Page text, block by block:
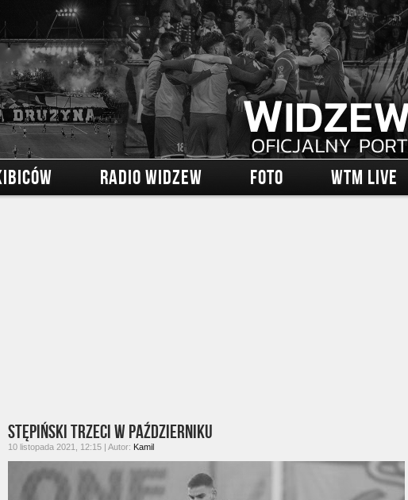
RADIO WIDZEW FOTO WTM LIVE
Stępiński trzeci w październiku
10 listopada 2021, 12:15 | Autor: Kamil